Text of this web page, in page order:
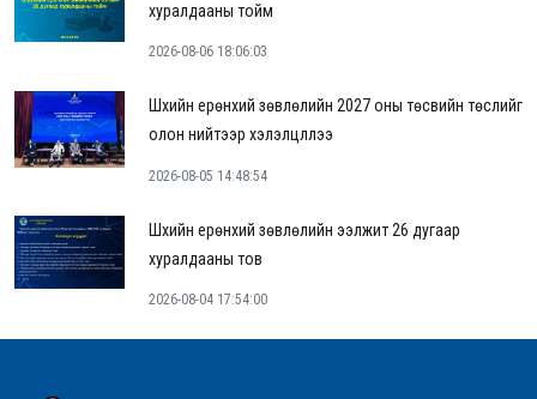
хуралдааны тойм
2026-08-06 18:06:03
Шүүхийн ерөнхий зөвлөлийн 2027 оны төсвийн төслийг
олон нийтээр хэлэлцүүллээ
2026-08-05 14:48:54
Шүүхийн ерөнхий зөвлөлийн ээлжит 26 дугаар
хуралдааны тов
2026-08-04 17:54:00